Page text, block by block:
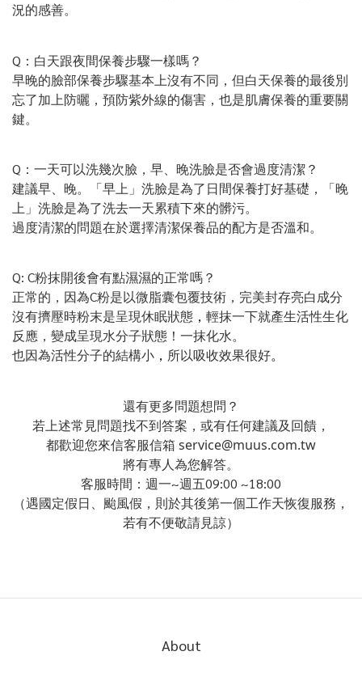
況的感善。
Q：白天跟夜間保養步驟一樣嗎？
早晚的臉部保養步驟基本上沒有不同，但白天保養的最後別
忘了加上防曬，預防紫外線的傷害，也是肌膚保養的重要關
鍵。
Q：一天可以洗幾次臉，早、晚洗臉是否會過度清潔？
建議早、晚。「早上」洗臉是為了日間保養打好基礎，「晚
上」洗臉是為了洗去一天累積下來的髒污。
過度清潔的問題在於選擇清潔保養品的配方是否溫和。
Q: C粉抹開後會有點濕濕的正常嗎？
正常的，因為C粉是以微脂囊包覆技術，完美封存亮白成分
沒有擠壓時粉末是呈現休眠狀態 ， 輕抹一下就產生活性生化
反應，變成呈現水分子狀態！一抹化水。
也因為活性分子的結構小 ， 所以吸收效果很好。
還有更多問題想問？
若上述常見問題找不到答案，或有任何建議及回饋，
都歡迎您來信客服信箱 service@muus.com.tw
將有專人為您解答。
客服時間：週一~週五09:00 ~18:00
（遇國定假日、颱風假，則於其後第一個工作天恢復服務，
若有不便敬請見諒）
About